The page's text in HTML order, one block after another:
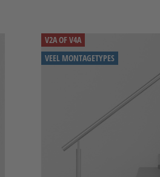
V2A OF V4A
VEEL MONTAGETYPES